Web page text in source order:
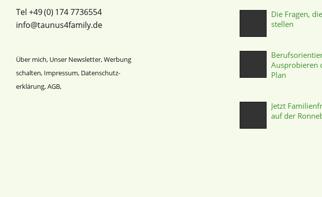
Tel +49 (0) 174 7736554
info@taunus4family.de
Über mich, Unser Newsletter,Werbung
schalten, Impressum, Datenschutz­
erklärung,AGB,
Die Fragen,
stellen
Ausprobieren
Plan
Jetzt
auf der